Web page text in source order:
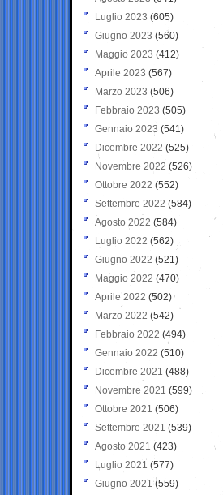
Luglio 2023 (605)
Giugno 2023 (560)
Maggio 2023 (412)
Aprile 2023 (567)
Marzo 2023 (506)
Febbraio 2023 (505)
Gennaio 2023 (541)
Dicembre 2022 (525)
Novembre 2022 (526)
Ottobre 2022 (552)
Settembre 2022 (584)
Agosto 2022 (584)
Luglio 2022 (562)
Giugno 2022 (521)
Maggio 2022 (470)
Aprile 2022 (502)
Marzo 2022 (542)
Febbraio 2022 (494)
Gennaio 2022 (510)
Dicembre 2021 (488)
Novembre 2021 (599)
Ottobre 2021 (506)
Settembre 2021 (539)
Agosto 2021 (423)
Luglio 2021 (577)
Giugno 2021(559)